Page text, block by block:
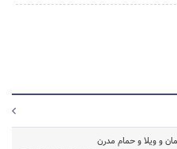
و ویلا و حمام مدرن